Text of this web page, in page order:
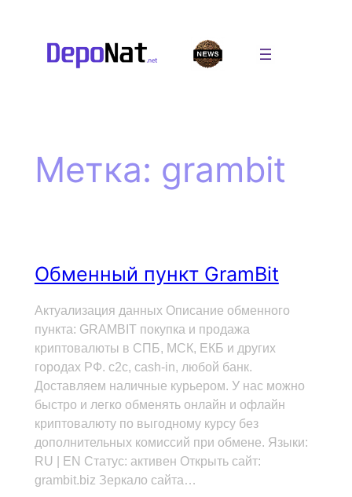
содержимому
Метка: grambit
Обменный пункт GramBit
Актуализация данных Описание обменного
пункта: GRAMBIT покупка и продажа
криптовалюты в СПБ, МСК, ЕКБ и других
городах РФ. с2с, cash-in, любой банк.
Доставляем наличные курьером. У нас можно
быстро и легко обменять онлайн и офлайн
криптовалюту по выгодному курсу без
дополнительных комиссий при обмене. Языки:
RU | EN Статус: активен Открыть сайт:
grambit.biz Зеркало сайта…